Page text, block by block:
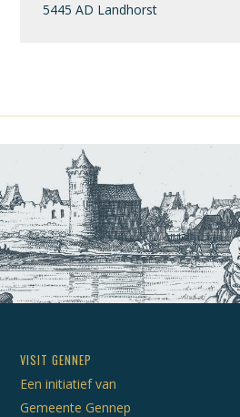
5445 AD Landhorst
VISIT GENNEP
Een initiatief van
Gemeente Gennep